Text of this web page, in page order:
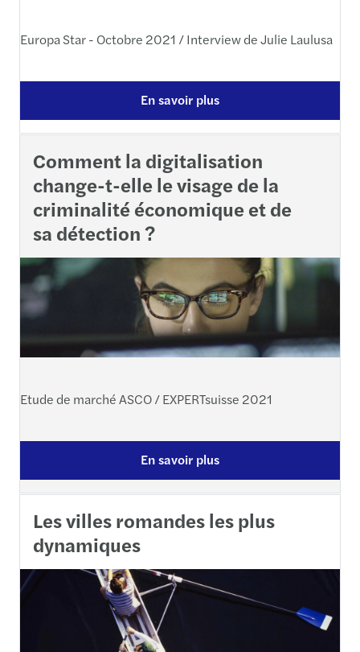
Europa Star - Octobre 2021 / Interview de Julie Laulusa
En savoir plus
Comment la digitalisation
change-t-elle le visage de la
criminalité économique et de
sa détection ?
Etude de marché ASCO / EXPERTsuisse 2021
En savoir plus
Les villes romandes les plus
dynamiques